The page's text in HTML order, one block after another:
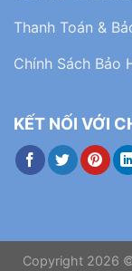
Thanh Toán &
Chính Sách Bảo
KẾT NỐI VỚI
Copyright 2026